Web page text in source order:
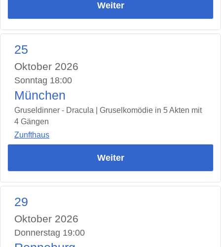
Weiter
25
Oktober 2026
Sonntag 18:00
München
Gruseldinner - Dracula | Gruselkomödie in 5 Akten mit
4 Gängen
Zunfthaus
Weiter
29
Oktober 2026
Donnerstag 19:00